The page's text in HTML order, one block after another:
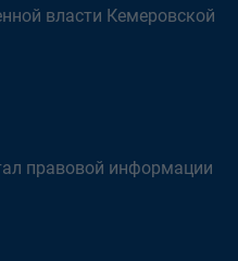
власти Кемеровской
правовой информации